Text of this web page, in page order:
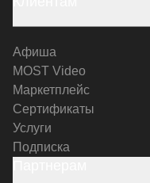
Афиша
MOST Video
Маркетплейс
Сертификаты
Услуги
Подписка